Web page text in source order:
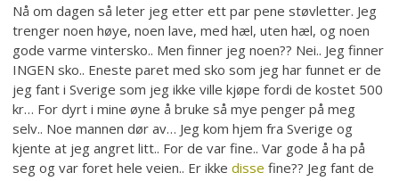
Nå om dagen så leter jeg etter ett par pene støvletter. Jeg
trenger noen høye, noen lave, med hæl, uten hæl, og noen
gode varme vintersko.. Men finner jeg noen?? Nei.. Jeg finner
INGEN sko.. Eneste paret med sko som jeg har funnet er de
jeg fant i Sverige som jeg ikke ville kjøpe fordi de kostet 500
kr… For dyrt i mine øyne å bruke så mye penger på meg
selv.. Noe mannen dør av… Jeg kom hjem fra Sverige og
kjente at jeg angret litt.. For de var fine.. Var gode å ha på
seg og var foret hele veien.. Er ikkedisse fine?? Jeg fant de